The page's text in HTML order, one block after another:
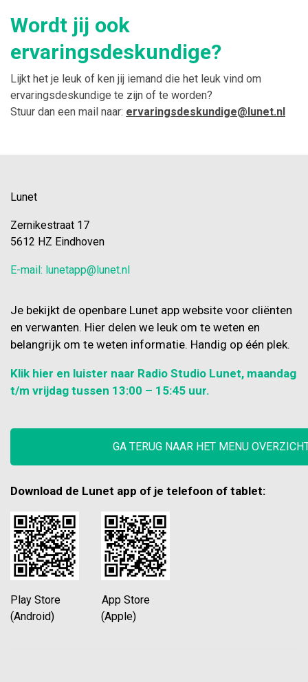
Wordt jij ook
ervaringsdeskundige?
Lijkt het je leuk of ken jij iemand die het leuk vind om
ervaringsdeskundige te zijn of te worden?
Stuur dan een mail naar: ervaringsdeskundige@lunet.nl
Lunet
Zernikestraat 17
5612 HZ Eindhoven
E-mail: lunetapp@lunet.nl
Je bekijkt de openbare Lunet app website voor cliënten
en verwanten. Hier delen we leuk om te weten en
belangrijk om te weten informatie. Handig op één plek.
Klik hier en luister naar Radio Studio Lunet, maandag
t/m vrijdag tussen 13:00 – 15:45 uur.
GA TERUG NAAR HET MENU
Download de Lunet app of je telefoon of tablet:
Play Store App Store
(Android) (Apple)